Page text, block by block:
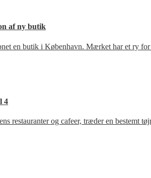
af ny butik
en butik i København. Mærket har et ry
4
restauranter og cafeer, træder en bestemt